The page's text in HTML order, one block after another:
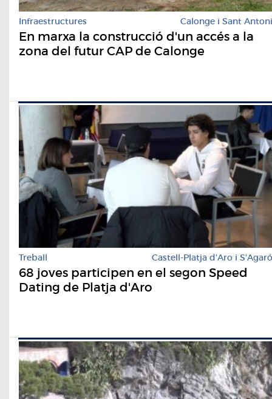
Infraestructures Calonge i Sant Antoni
En marxa la construcció d'un accés a la
zona del futur CAP de Calonge
Treball Castell-Platja d'Aro i S'Agaró
68 joves participen en el segon Speed
Dating de Platja d'Aro